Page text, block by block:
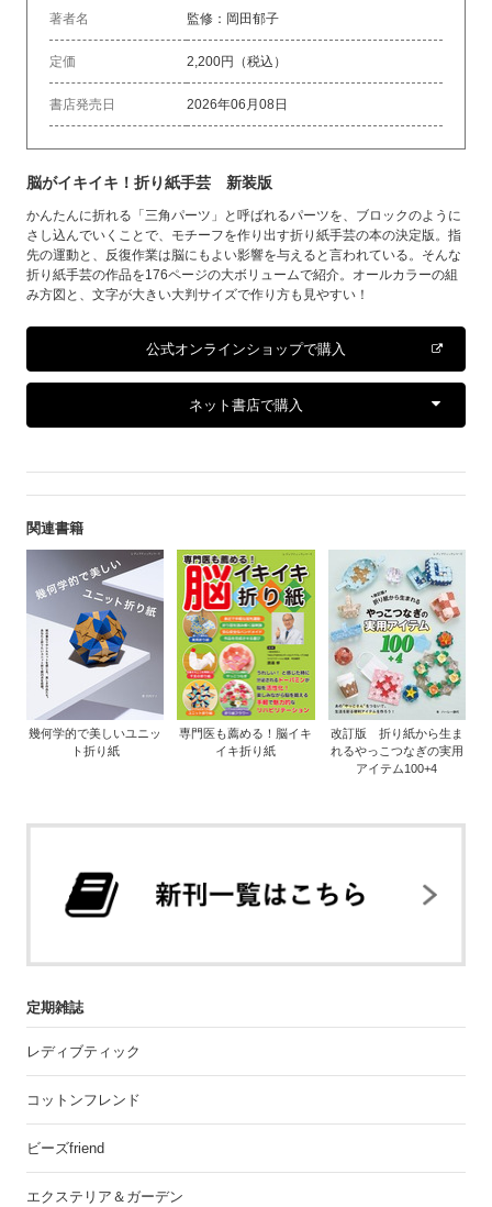
著者名 監修：岡田郁子
定価 2,200円（税込）
書店発売日 2026年06月08日
脳がイキイキ！折り紙手芸 新装版
かんたんに折れる「三角パーツ」と呼ばれるパーツを、ブロックのように
さし込んでいくことで、モチーフを作り出す折り紙手芸の本の決定版。指
先の運動と、反復作業は脳にもよい影響を与えると言われている。そんな
折り紙手芸の作品を176ページの大ボリュームで紹介。オールカラーの組
み方図と、文字が大きい大判サイズで作り方も見やすい！
公式オンラインショップで購入
ネット書店で購入
関連書籍
幾何学的で美しいユニッ
ト折り紙
専門医も薦める！脳イキ
イキ折り紙
改訂版 折り紙から生ま
れるやっこつなぎの実用
アイテム100+4
定期雑誌
レディブティック
コットンフレンド
ビーズfriend
エクステリア＆ガーデン